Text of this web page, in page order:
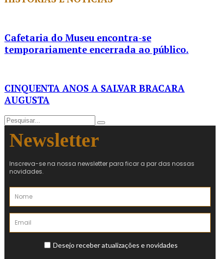
Cafetaria do Museu encontra-se
temporariamente encerrada ao público.
CINQUENTA ANOS A SALVAR BRACARA
AUGUSTA